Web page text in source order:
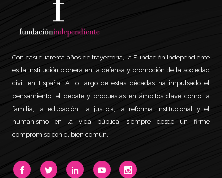
Con casi cuarenta años de trayectoria, la Fundación Independiente
es la institución pionera en la defensa y promoción de la sociedad
civil en España. A lo largo de estas décadas ha impulsado el
pensamiento, el debate y propuestas en ámbitos clave como la
familia, la educación, la justicia, la reforma institucional y el
humanismo en la vida pública, siempre desde un firme
compromiso con el bien común.